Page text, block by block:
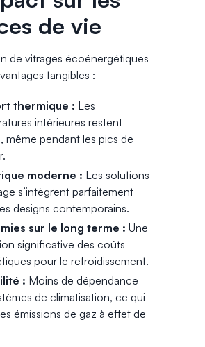
de vie
de vitrages écoénergétiques
tangibles :
thermique : Les
intérieures restent
même pendant les pics de
moderne : Les solutions
s’intègrent parfaitement
designs contemporains.
sur le long terme : Une
significative des coûts
pour le refroidissement.
: Moins de dépendance
de climatisation, ce qui
émissions de gaz à effet de